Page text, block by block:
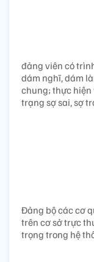
đảng viên có
dám nghĩ, dám
chung; thực hiện
trạng sợ sai, sợ
Đảng bộ các cơ
trên cơ sở trực
trọng trong hệ